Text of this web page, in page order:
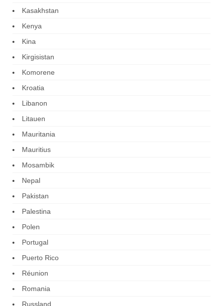
Kasakhstan
Kenya
Kina
Kirgisistan
Komorene
Kroatia
Libanon
Litauen
Mauritania
Mauritius
Mosambik
Nepal
Pakistan
Palestina
Polen
Portugal
Puerto Rico
Réunion
Romania
Russland